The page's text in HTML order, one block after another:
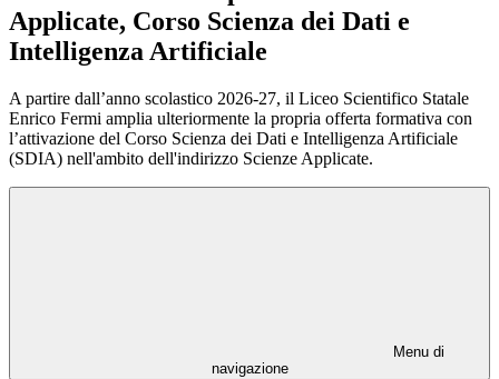
Applicate, Corso Scienza dei Dati e
Intelligenza Artificiale
A partire dall’anno scolastico 2026-27, il Liceo Scientifico Statale
Enrico Fermi amplia ulteriormente la propria offerta formativa con
l’attivazione del Corso Scienza dei Dati e Intelligenza Artificiale
(SDIA) nell'ambito dell'indirizzo Scienze Applicate.
Menu di
navigazione